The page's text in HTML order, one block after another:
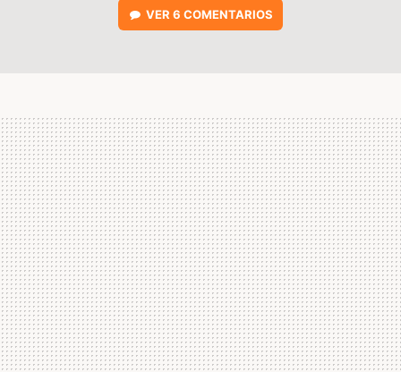
VER 6 COMENTARIOS